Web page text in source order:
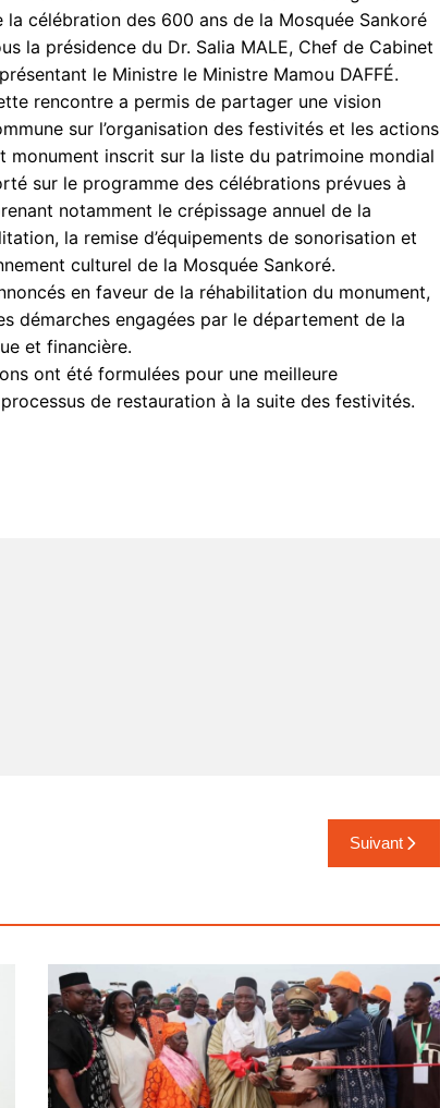
la célébration des 600 ans de la Mosquée Sankoré
la présidence du Dr. Salia MALE, Chef de Cabinet
le Ministre le Ministre Mamou DAFFÉ.
rencontre a permis de partager une vision
sur l’organisation des festivités et les actions
inscrit sur la liste du patrimoine mondial
sur le programme des célébrations prévues à
notamment le crépissage annuel de la
la remise d’équipements de sonorisation et
culturel de la Mosquée Sankoré.
en faveur de la réhabilitation du monument,
démarches engagées par le département de la
et financière.
ont été formulées pour une meilleure
de restauration à la suite des festivités.
Suivant
cmss